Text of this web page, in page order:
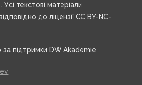
Усі текстові матеріали
до ліцензії CC BY-NC-
підтримки DW Akademie